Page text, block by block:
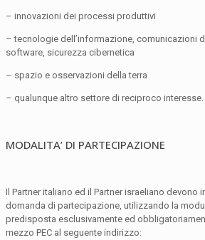
– innovazioni dei processi produttivi
– tecnologie dell’informazione, comunicazioni
software, sicurezza cibernetica
– spazio e osservazioni della terra
– qualunque altro settore di reciproco interesse.
MODALITA’ DI PARTECIPAZIONE
Il Partner italiano ed il Partner israeliano devono
domanda di partecipazione, utilizzando la
predisposta esclusivamente ed
mezzo PEC al seguente indirizzo: